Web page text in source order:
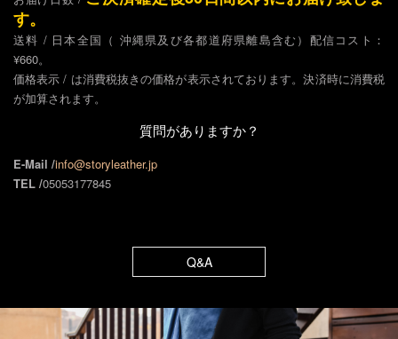
す。
送料 / 日本全国（ 沖縄県及び各都道府県離島含む）配信コスト：
¥660。
価格表示 / は消費税抜きの価格が表示されております。決済時に消費税
が加算されます。
質問がありますか？
E-Mail /info@storyleather.jp
TEL /05053177845
Q&A